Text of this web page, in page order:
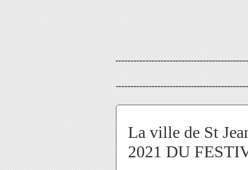
La ville de St
2021 DU